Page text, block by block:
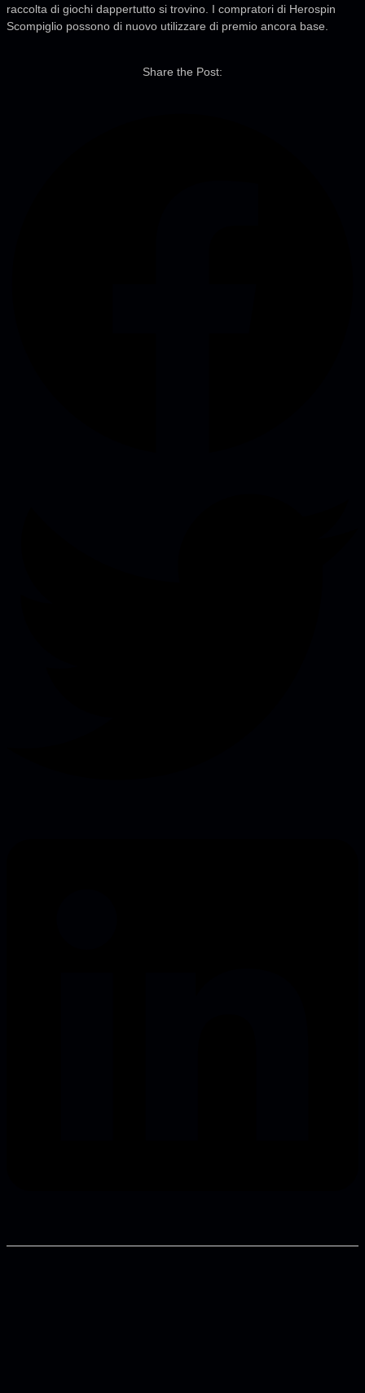
raccolta di giochi dappertutto si trovino. I compratori di Herospin
Scompiglio possono di nuovo utilizzare di premio ancora base.
Share the Post: